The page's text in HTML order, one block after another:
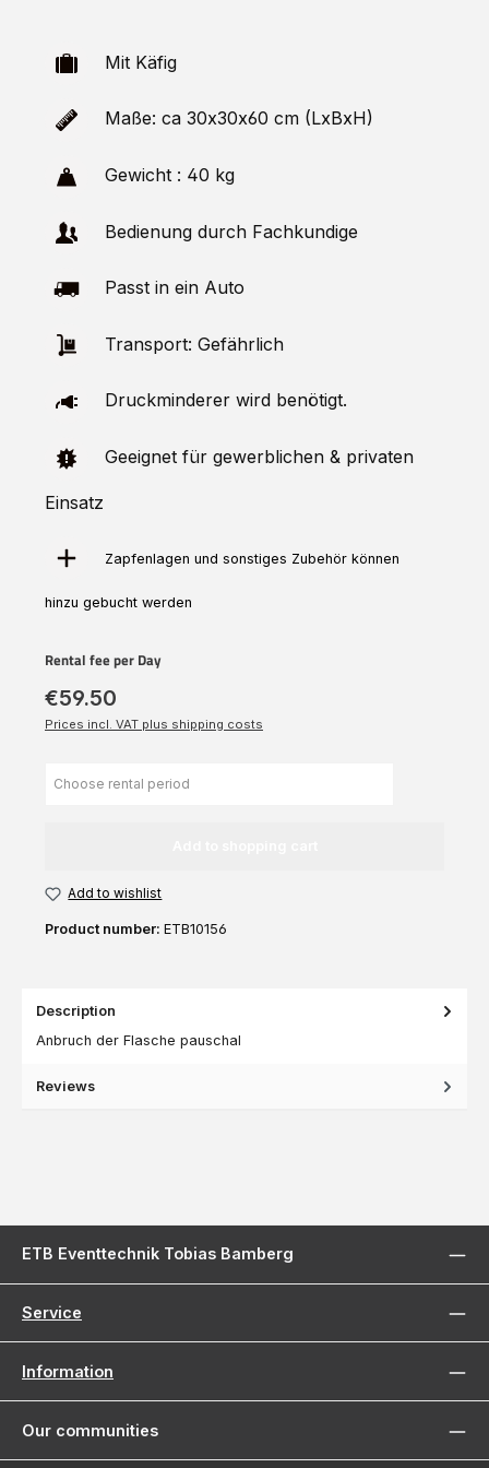
Mit Käfig
Maße: ca 30x30x60 cm (LxBxH)
Gewicht : 40 kg
Bedienung durch Fachkundige
Passt in ein Auto
Transport: Gefährlich
Druckminderer wird benötigt.
Geeignet für gewerblichen & privaten
Einsatz
Zapfenlagen und sonstiges Zubehör können
hinzu gebucht werden
Rental fee per Day
€59.50
Prices incl. VAT plus shipping costs
Add to wishlist
Product number: ETB10156
Description
Anbruch der Flasche pauschal
Reviews
ETB Eventtechnik Tobias Bamberg
Service
Information
Our communities